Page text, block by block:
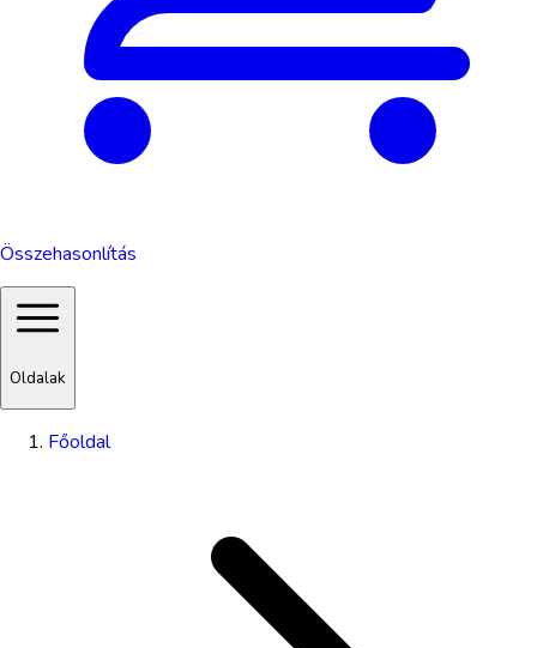
Összehasonlítás
Oldalak
Főoldal